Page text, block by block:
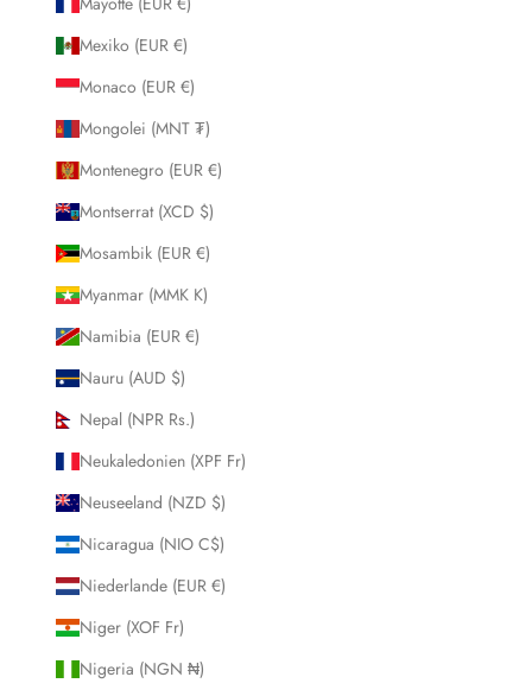
Mexiko (EUR €)
Monaco (EUR €)
Mongolei (MNT ₮)
Montenegro (EUR €)
Montserrat (XCD $)
Mosambik (EUR €)
Myanmar (MMK K)
Namibia (EUR €)
Nauru (AUD $)
Nepal (NPR Rs.)
Neukaledonien (XPF Fr)
Neuseeland (NZD $)
Nicaragua (NIO C$)
Niederlande (EUR €)
Niger (XOF Fr)
Nigeria (NGN ₦)